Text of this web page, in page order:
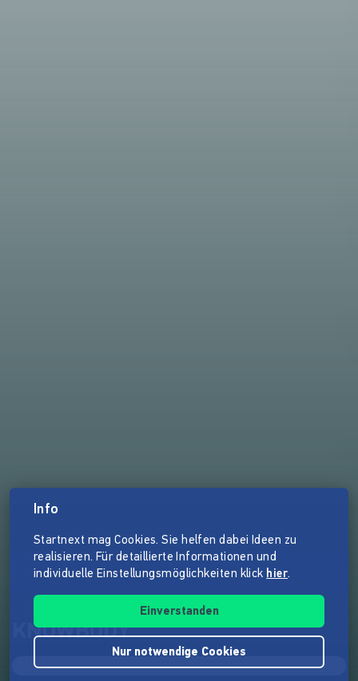
KNOWBODY
Info
Startnext mag Cookies. Sie helfen dabei Ideen zu
realisieren. Für detaillierte Informationen und
individuelle Einstellungsmöglichkeiten klick hier.
Einverstanden
Nur notwendige Cookies